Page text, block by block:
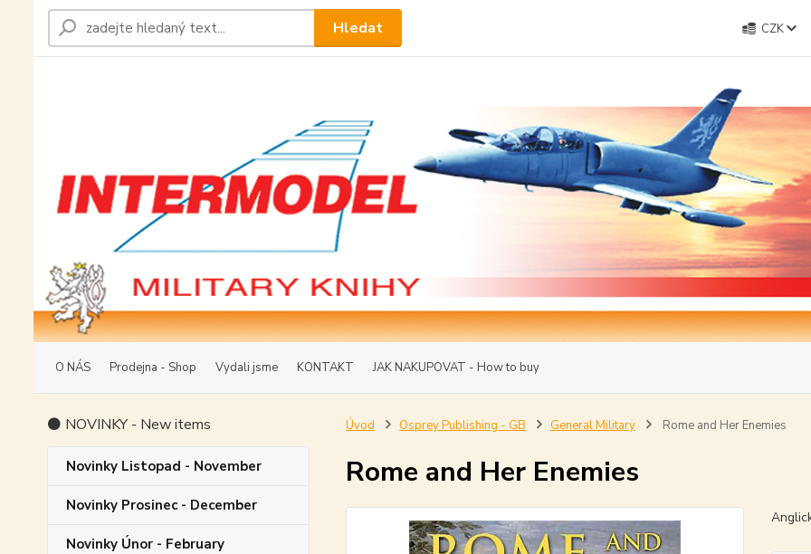
O NÁS Prodejna - Shop Vydali jsme KONTAKT JAK NAKUPOVAT - How to buy
CZK
Hledat
⚫ NOVINKY - New items
Novinky Listopad - November
Novinky Prosinec - December
Novinky Únor - February
Úvod Osprey Publishing - GB General Military Rome and Her Enemies
Rome and Her Enemies